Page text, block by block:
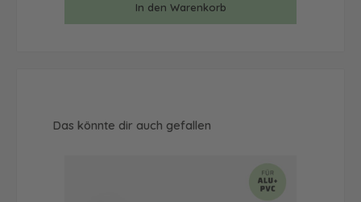
In den Warenkorb
Produktgalerie überspringen
Das könnte dir auch gefallen